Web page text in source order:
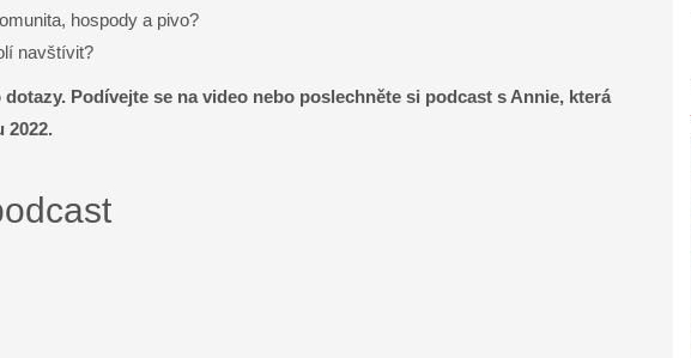
hospody a pivo?
navštívit?
Podívejte se na video nebo poslechněte si podcast s Annie, která
2022.